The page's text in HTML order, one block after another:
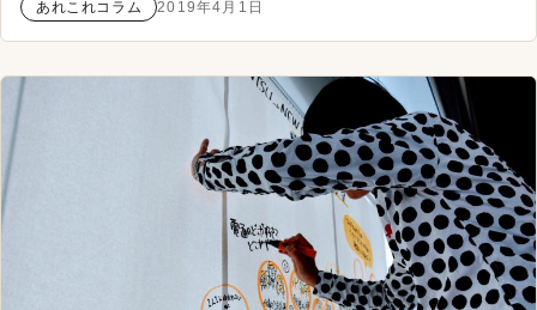
あれこれコラム 2019年4月1日